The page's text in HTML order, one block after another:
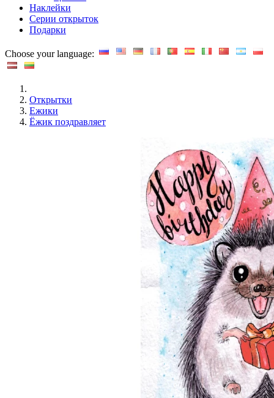
Наклейки
Серии открыток
Подарки
Choose your language:
Открытки
Ежики
Ёжик поздравляет